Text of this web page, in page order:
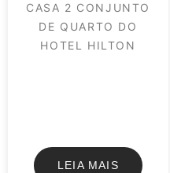
CASA 2 CONJUNTO
DE QUARTO DO
HOTEL HILTON
LEIA MAIS